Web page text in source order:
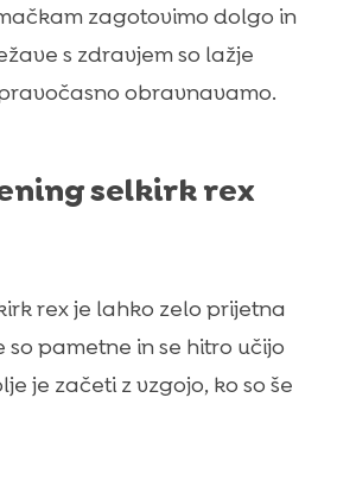
zagotovimo dolgo in
s zdravjem so lažje
obravnavamo.
selkirk rex
rex je lahko zelo prijetna
so pametne in se hitro učijo
je začeti z vzgojo, ko so še